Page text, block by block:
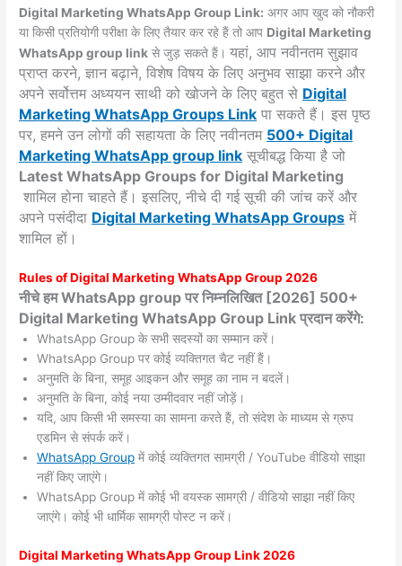
Digital Marketing WhatsApp Group Link: अगर आप खुद को नौकरी
या किसी प्रतियोगी परीक्षा के लिए तैयार कर रहे हैं तो आप Digital Marketing
WhatsApp group link से जुड़ सकते हैं।यहां, आप नवीनतम सुझाव
प्राप्त करने, ज्ञान बढ़ाने, विशेष विषय के लिए अनुभव साझा करने और
अपने सर्वोत्तम अध्ययन साथी को खोजने के लिए बहुत से Digital
Marketing WhatsApp Groups Link पा सकते हैं। इस पृष्ठ
पर, हमने उन लोगों की सहायता के लिए नवीनतम 500+ Digital
Marketing WhatsApp group link सूचीबद्ध किया है जो
Latest WhatsApp Groups for Digital Marketing
शामिल होना चाहते हैं। इसलिए, नीचे दी गई सूची की जांच करें और
अपने पसंदीदा Digital MarketingWhatsApp Groups में
शामिल हों।
Rules of Digital Marketing WhatsApp Group 2026
नीचे हम WhatsApp group पर निम्नलिखित [2026] 500+
Digital Marketing WhatsApp Group Link प्रदान करेंगे:
WhatsApp Group के सभी सदस्यों का सम्मान करें।
WhatsApp Group पर कोई व्यक्तिगत चैट नहीं हैं।
अनुमति के बिना, समूह आइकन और समूह का नाम न बदलें।
अनुमति के बिना, कोई नया उम्मीदवार नहीं जोड़ें।
यदि, आप किसी भी समस्या का सामना करते हैं, तो संदेश के माध्यम से ग्रुप
एडमिन से संपर्क करें।
WhatsApp Group में कोई व्यक्तिगत सामग्री / YouTube वीडियो साझा
नहीं किए जाएंगे।
WhatsApp Group में कोई भी वयस्क सामग्री / वीडियो साझा नहीं किए
जाएंगे। कोई भी धार्मिक सामग्री पोस्ट न करें।
Digital Marketing WhatsApp Group Link 2026